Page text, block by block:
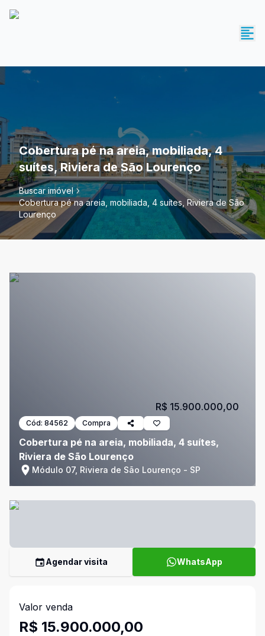
Cobertura pé na areia, mobiliada, 4
suítes, Riviera de São Lourenço
Buscar imóvel
Cobertura pé na areia, mobiliada, 4 suítes, Riviera de São
Lourenço
Cód: 84562 Compra
Cobertura pé na areia, mobiliada, 4 suítes,
Riviera de São Lourenço
Módulo 07, Riviera de São Lourenço - SP
R$ 15.900.000,00
Agendar visita WhatsApp
Valor venda
R$ 15.900.000,00